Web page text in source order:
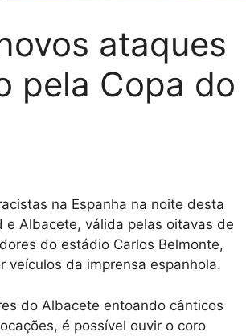
ataques
pela Copa do
na Espanha na noite desta
Albacete, válida pelas oitavas de
do estádio Carlos Belmonte,
veículos da imprensa espanhola.
do Albacete entoando cânticos
é possível ouvir o coro